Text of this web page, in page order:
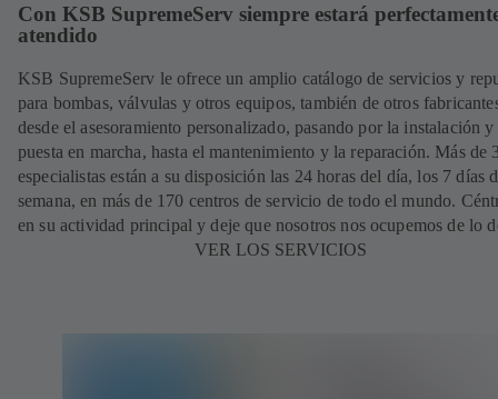
Con KSB SupremeServ siempre estará
atendido
KSB SupremeServ le ofrece un amplio catálogo de servicios y
para bombas, válvulas y otros equipos, también de otros
desde el asesoramiento personalizado, pasando por la instalación y
puesta en marcha, hasta el mantenimiento y la reparación. Más de
especialistas están a su disposición las 24 horas del día, los 7 días
semana, en más de 170 centros de servicio de todo el mundo.
en su actividad principal y deje que nosotros nos ocupemos de lo
VER LOS SERVICIOS